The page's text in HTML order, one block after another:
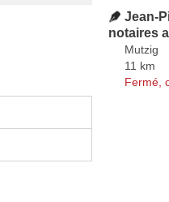
Jean-
notaires
Mutzig
11 km
Fermé,